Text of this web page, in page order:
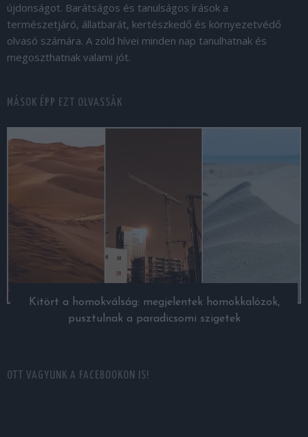
újdonságot. Barátságos és tanulságos írások a
természetjáró, állatbarát, kertészkedő és környezetvédő
olvasó számára. A zöld hívei minden nap tanulhatnak és
megoszthatnak valami jót.
MÁSOK ÉPP EZT OLVASSÁK
Kitört a homokválság: megjelentek homokkalózok,
pusztulnak a paradicsomi szigetek
OTT VAGYUNK A FACEBOOKON IS!